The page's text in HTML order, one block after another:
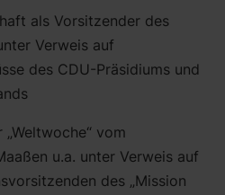
als Vorsitzender des
Verweis auf
des CDU-Präsidiums und
vom
u.a. unter Verweis auf
des „Mission